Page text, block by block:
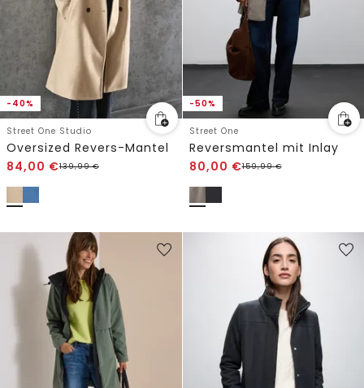
-40%
Street One Studio
Oversized Revers-Mantel
84,00 €139,99€
-50%
Street One
Reversmantel mit Inlay
80,00 €159,99€